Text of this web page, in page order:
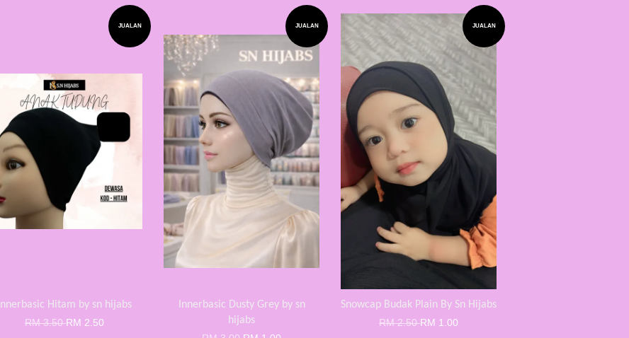
JUALAN
Innerbasic Hitam by sn hijabs
RM 3.50RM 2.50
JUALAN
Innerbasic Dusty Grey by sn
hijabs
JUALAN
Snowcap Budak Plain By Sn Hijabs
RM 2.50RM 1.00